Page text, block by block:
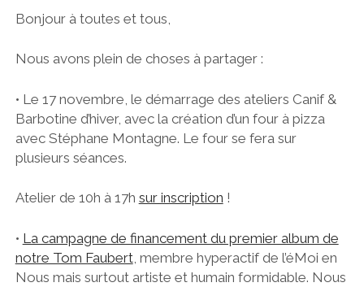
Bonjour à toutes et tous,
Nous avons plein de choses à partager :
• Le 17 novembre, le démarrage des ateliers Canif &
Barbotine d’hiver, avec la création d’un four à pizza
avec Stéphane Montagne. Le four se fera sur
plusieurs séances.
Atelier de 10h à 17h sur inscription !
• La campagne de financement du premier album de
notre Tom Faubert, membre hyperactif de l’éMoi en
Nous mais surtout artiste et humain formidable. Nous